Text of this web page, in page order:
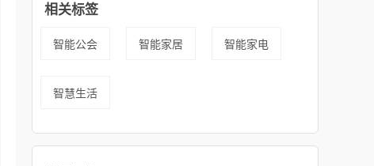
相关标签
智能公会 智能家居 智能家电
智慧生活